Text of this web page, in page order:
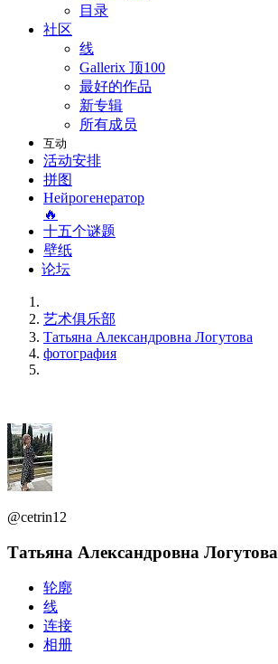
目录
社区
线
Gallerix 顶100
最好的作品
新专辑
所有成员
互动
活动安排
拼图
Нейрогенератор
🔥
十五个谜题
壁纸
论坛
艺术俱乐部
Татьяна Александровна Логутова
фотография
@cetrin12
Татьяна Александровна Логутова
轮廓
线
连接
相册